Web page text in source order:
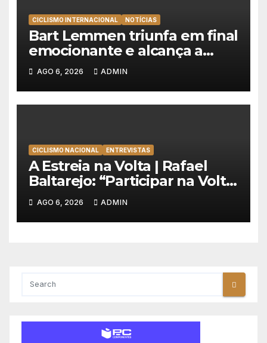
CICLISMO INTERNACIONAL NOTÍCIAS
Bart Lemmen triunfa em final
emocionante e alcança a
primeira vitória da carreira na
Volta à Polónia
AGO 6, 2026 ADMIN
CICLISMO NACIONAL ENTREVISTAS
A Estreia na Volta | Rafael
Baltarejo: “Participar na Volta
a Portugal é o sonho de
qualquer ciclista”
AGO 6, 2026 ADMIN